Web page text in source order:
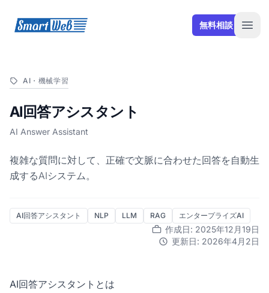
SmartWeb 無料相談
AI・機械学習
AI回答アシスタント
AI Answer Assistant
複雑な質問に対して、正確で文脈に合わせた回答を自動生
成するAIシステム。
AI回答アシスタント NLP LLM RAG エンタープライズAI
作成日: 2025年12月19日
更新日: 2026年4月2日
AI回答アシスタントとは